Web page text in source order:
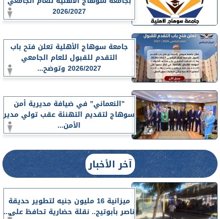
2026/2027
جامعة سوهاج الأهلية تعلن فتح باب
التقدم للقبول للعام الجامعي
2026/2027 وتوضح...
”النعماني” في ضيافة مديرية أمن
سوهاج لتقديم التهنئة عقب تولي مدير
الأمن...
آخر الأخبار
ميزانية 16 مليون جنيه لتطوير حديقة
ناصر بأبوتيج.. نقلة حضارية تحافظ على...